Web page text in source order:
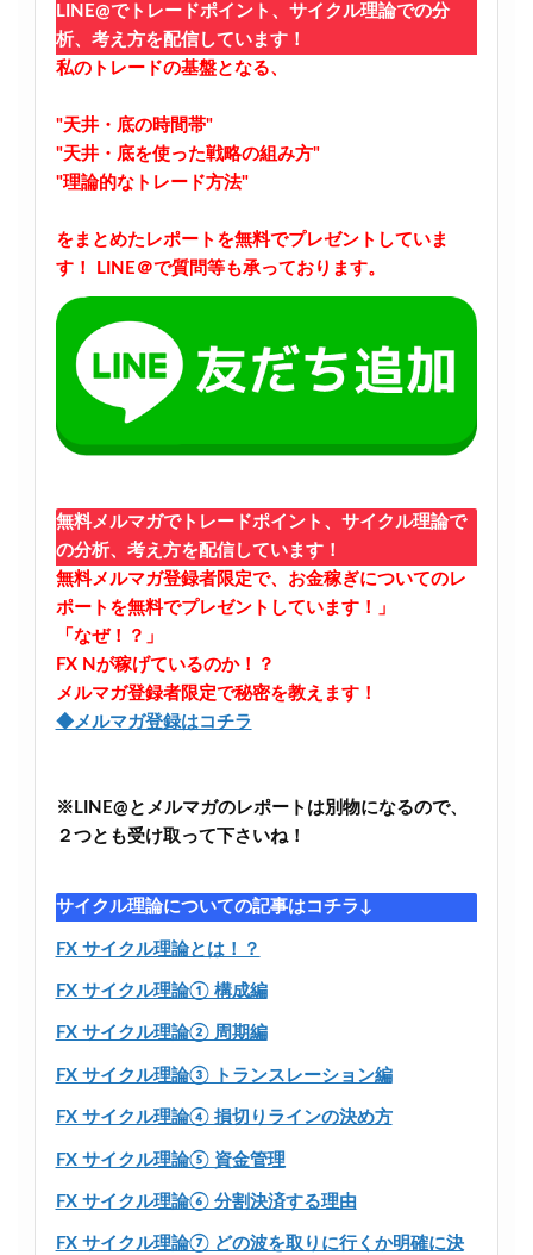
LINE@でトレードポイント、サイクル理論での分
析、考え方を配信しています！
私のトレードの基盤となる、
"天井・底の時間帯"
"天井・底を使った戦略の組み方"
"理論的なトレード方法"
をまとめたレポートを無料でプレゼントしていま
す！
LINE＠で質問等も承っております。
無料メルマガでトレードポイント、サイクル理論で
の分析、考え方を配信しています！
無料メルマガ登録者限定で、お金稼ぎについてのレ
ポートを無料でプレゼントしています！」
「なぜ！？」
FX Nが稼げているのか！？
メルマガ登録者限定で秘密を教えます！
◆メルマガ登録はコチラ
※LINE@とメルマガのレポートは別物になるので、
２つとも受け取って下さいね！
サイクル理論についての記事はコチラ↓
FX サイクル理論とは！？
FX サイクル理論① 構成編
FX サイクル理論② 周期編
FX サイクル理論③ トランスレーション編
FX サイクル理論④ 損切りラインの決め方
FX サイクル理論⑤ 資金管理
FX サイクル理論⑥ 分割決済する理由
FX サイクル理論⑦ どの波を取りに行くか明確に決